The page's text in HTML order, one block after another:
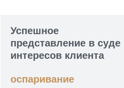
Успешное
представление в суде
интересов клиента
оспаривание